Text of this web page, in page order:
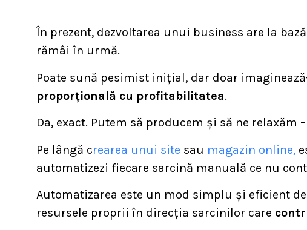
În prezent, dezvoltarea unui business are la bază
rămâi în urmă.
Poate sună pesimist inițial, dar doar
proporțională cu profitabilitatea.
Da, exact. Putem să producem și să ne relaxăm
Pe lângă crearea unui site sau magazin online,
automatizezi fiecare sarcină manuală ce nu
Automatizarea este un mod simplu și eficient
resursele proprii în direcția sarcinilor care